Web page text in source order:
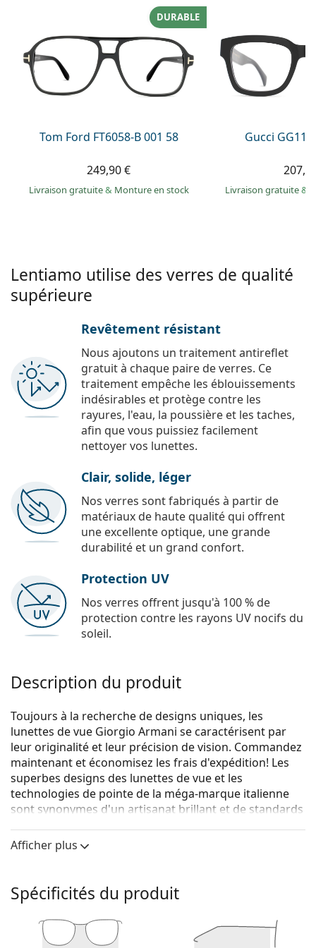
Prada
Toutes les marques
Tom Ford FT6058-B 001 58
DURABLE
249,90 €
Livraison gratuite& Monture en stock
Gucci
Livraison gratuite&
Lentiamo utilise des verres de qualité
supérieure
Revêtement résistant
Nous ajoutons un traitement antireflet
gratuit à chaque paire de verres. Ce
traitement empêche les éblouissements
indésirables et protège contre les
rayures, l'eau, la poussière et les taches,
afin que vous puissiez facilement
nettoyer vos lunettes.
Clair, solide, léger
Nos verres sont fabriqués à partir de
matériaux de haute qualité qui offrent
une excellente optique, une grande
durabilité et un grand confort.
Protection UV
Nos verres offrent jusqu'à 100 % de
protection contre les rayons UV nocifs du
soleil.
Description du produit
Toujours à la recherche de designs uniques, les
lunettes de vue Giorgio Armani se caractérisent par
leur originalité et leur précision de vision. Commandez
maintenant et économisez les frais d'expédition! Les
superbes designs des lunettes de vue et les
technologies de pointe de la méga-marque italienne
sont synonymes d'un artisanat brillant et de standards
pour un look unique.
Voyez de quoi vous avez l'air avec ces lunettes grâce à
la fonction d'essai virtuel de Lentiamo.
Monture de lunettes de vue
Afficher plus
Spécificités du produit